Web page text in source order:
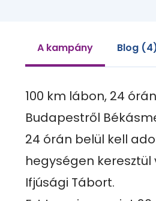
A kampány Blog
100 km lábon, 24
Budapestről
24 órán belül kell
hegységen
Ifjúsági Tábort.